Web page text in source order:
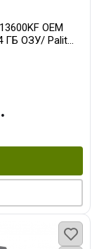
OEM
ГБ ОЗУ/ Palit
256bit 3xDP